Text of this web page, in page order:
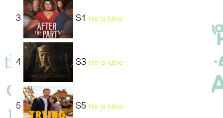
3 S1 lire la lubie
4 S3 lire la lubie
5 S5 lire la lubie